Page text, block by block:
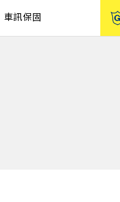
車訊保固